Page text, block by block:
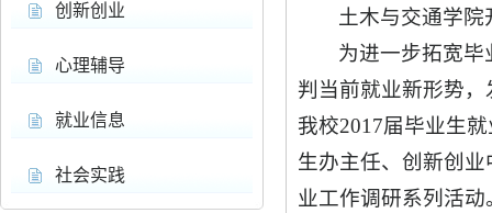
创新创业
心理辅导
就业信息
社会实践
土木与交通学
为进一步拓宽
判当前就业新形势
我校2017届毕业生
生办主任、创新创
业工作调研系列活动